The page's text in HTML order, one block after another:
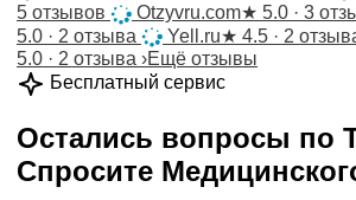
5 отзывов
Otzyvru.com★ 5.0 · 3
5.0 · 2 отзыва
Yell.ru★ 4.5 · 2
5.0 · 2 отзыва ›Ещё отзывы
Бесплатный сервис
Остались вопросы по
Спросите